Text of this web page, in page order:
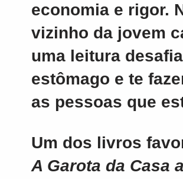
economia e rigor.
vizinho da jovem
uma leitura
estômago e te
as pessoas que
Um dos livros
A Garota da Casa